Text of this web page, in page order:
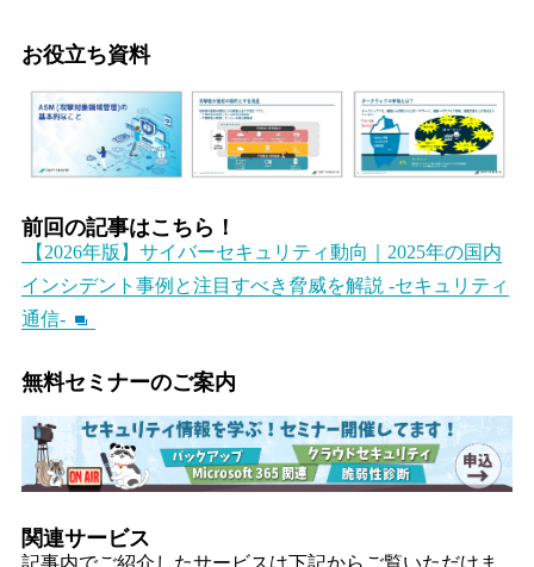
お役立ち資料
前回の記事はこちら！
【2026年版】サイバーセキュリティ動向｜2025年の国内
インシデント事例と注目すべき脅威を解説 -セキュリティ
通信-
無料セミナーのご案内
関連サービス